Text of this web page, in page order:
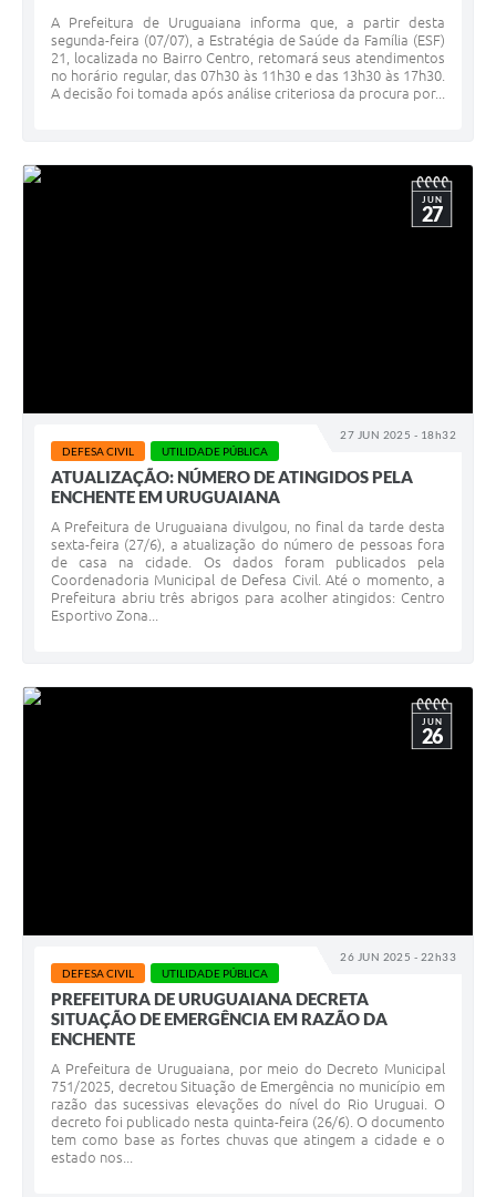
A Prefeitura de Uruguaiana informa que, a partir desta
segunda-feira (07/07), a Estratégia de Saúde da Família (ESF)
21, localizada no Bairro Centro, retomará seus atendimentos
no horário regular, das 07h30 às 11h30 e das 13h30 às 17h30.
A decisão foi tomada após análise criteriosa da procura por...
27 JUN 2025 - 18h32
JUN
27
DEFESA CIVIL UTILIDADE PÚBLICA
ATUALIZAÇÃO: NÚMERO DE ATINGIDOS PELA
ENCHENTE EM URUGUAIANA
A Prefeitura de Uruguaiana divulgou, no final da tarde desta
sexta-feira (27/6), a atualização do número de pessoas fora
de casa na cidade. Os dados foram publicados pela
Coordenadoria Municipal de Defesa Civil. Até o momento, a
Prefeitura abriu três abrigos para acolher atingidos: Centro
Esportivo Zona...
26 JUN 2025 - 22h33
JUN
26
DEFESA CIVIL UTILIDADE PÚBLICA
PREFEITURA DE URUGUAIANA DECRETA
SITUAÇÃO DE EMERGÊNCIA EM RAZÃO DA
ENCHENTE
A Prefeitura de Uruguaiana, por meio do Decreto Municipal
751/2025, decretou Situação de Emergência no município em
razão das sucessivas elevações do nível do Rio Uruguai. O
decreto foi publicado nesta quinta-feira (26/6). O documento
tem como base as fortes chuvas que atingem a cidade e o
estado nos...